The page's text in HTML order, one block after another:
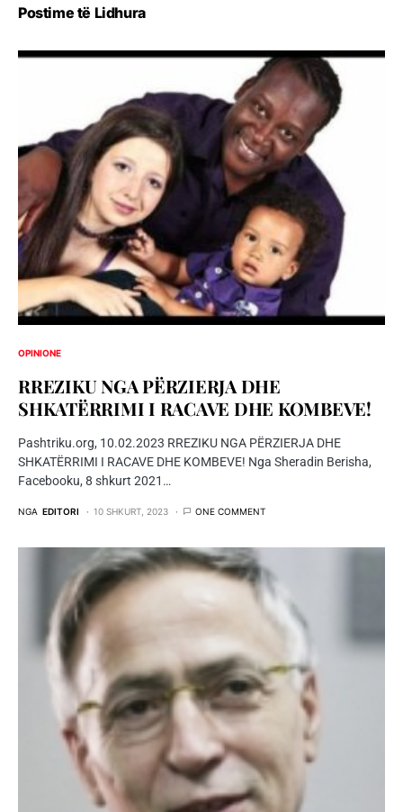
Postime të Lidhura
OPINIONE
RREZIKU NGA PËRZIERJA DHE
SHKATËRRIMI I RACAVE DHE KOMBEVE!
Pashtriku.org, 10.02.2023 RREZIKU NGA PËRZIERJA DHE
SHKATËRRIMI I RACAVE DHE KOMBEVE! Nga Sheradin Berisha,
Facebooku, 8 shkurt 2021…
NGA EDITORI 10 SHKURT, 2023 ONE COMMENT